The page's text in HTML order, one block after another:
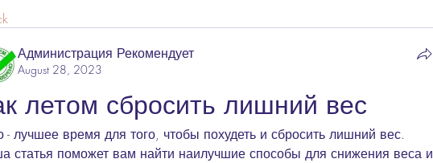
Администрация Рекомендует
August 28, 2023
летом сбросить лишний вес
- лучшее время для того, чтобы похудеть и сбросить лишний вес.
статья поможет вам найти наилучшие способы для снижения веса и